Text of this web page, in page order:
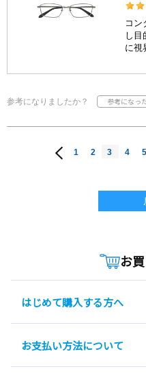
コン
し目
に視
参考になりましたか？
1 2 3 4 5
お
はじめて購入する方へ
お支払い方法について